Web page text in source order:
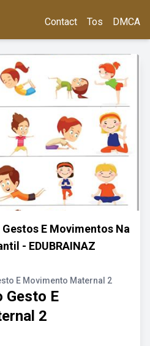
Contact Tos DMCA
E Movimentos Na
- EDUBRAINAZ
E Movimento Maternal 2
Gesto E
2